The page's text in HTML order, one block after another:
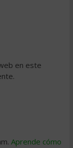
en este
Aprende cómo